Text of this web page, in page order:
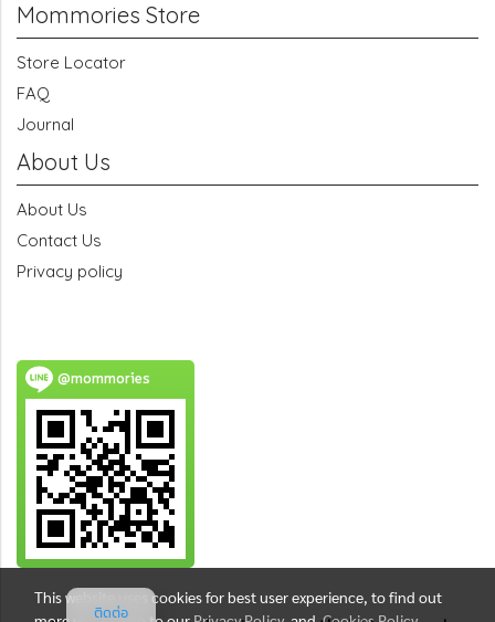
Mommories Store
Store Locator
FAQ
Journal
About Us
About Us
Contact Us
Privacy policy
@mommories
This website uses cookies for best user experience, to find out
ติดต่อ